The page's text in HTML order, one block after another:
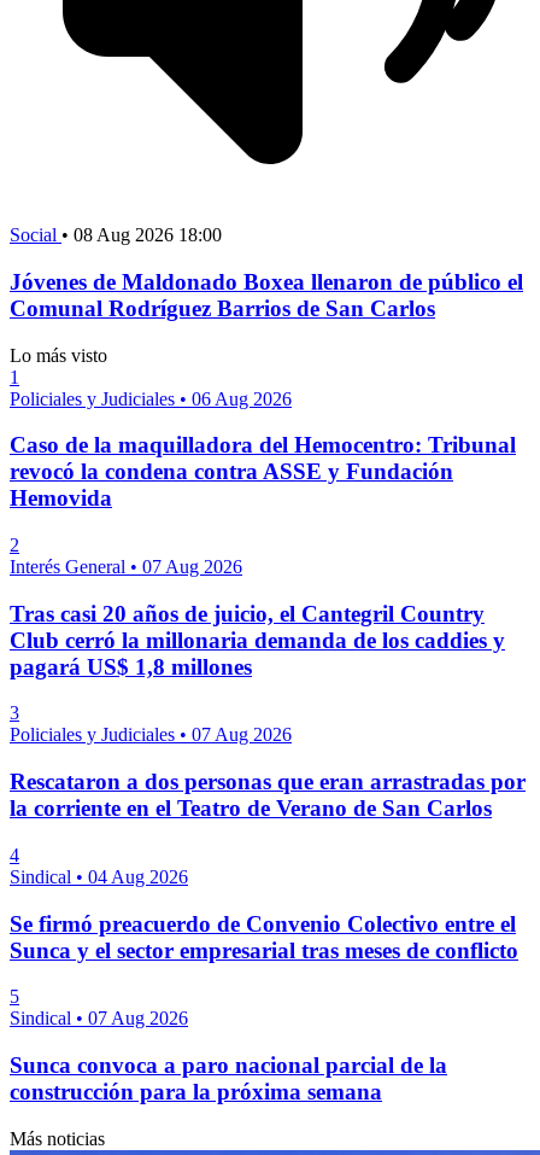
Social • 08 Aug 2026 18:00
Jóvenes de Maldonado Boxea llenaron de público el
Comunal Rodríguez Barrios de San Carlos
Lo más visto
1
Policiales y Judiciales • 06 Aug 2026
Caso de la maquilladora del Hemocentro: Tribunal
revocó la condena contra ASSE y Fundación
Hemovida
2
Interés General • 07 Aug 2026
Tras casi 20 años de juicio, el Cantegril Country
Club cerró la millonaria demanda de los caddies y
pagará US$ 1,8 millones
3
Policiales y Judiciales • 07 Aug 2026
Rescataron a dos personas que eran arrastradas por
la corriente en el Teatro de Verano de San Carlos
4
Sindical • 04 Aug 2026
Se firmó preacuerdo de Convenio Colectivo entre el
Sunca y el sector empresarial tras meses de conflicto
5
Sindical • 07 Aug 2026
Sunca convoca a paro nacional parcial de la
construcción para la próxima semana
Más noticias